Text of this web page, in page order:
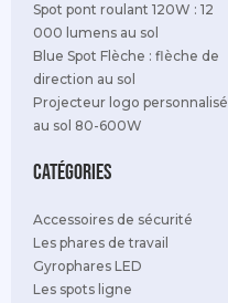
Spot pont roulant 120W : 12
000 lumens au sol
Blue Spot Flèche : flèche de
direction au sol
Projecteur logo personnalisé
au sol 80-600W
Catégories
Accessoires de sécurité
Les phares de travail
Gyrophares LED
Les spots ligne